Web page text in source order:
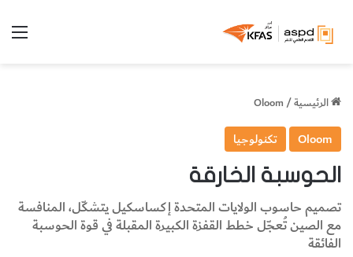
الرئيسية/
Oloom
Oloom تكنولوجيا
الحوسبة الخارقة
تصميم حاسوب الولايات المتحدة إكساسكيل يتشكّل، المنافسة
مع الصين تُعجّل خطط القفزة الكبيرة المقبلة في قوة الحوسبة
الفائقة